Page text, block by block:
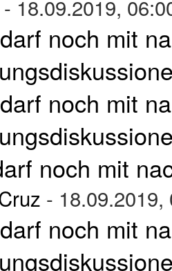
- 18.09.2019,
noch mit
noch mit
noch mit
- 18.09.2019,
noch mit